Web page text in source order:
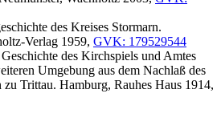
des Kreises Stormarn.
Verlag 1959, GVK: 179529544
des Kirchspiels und Amtes
Umgebung aus dem Nachlaß des
zu Trittau. Hamburg, Rauhes Haus 1914,